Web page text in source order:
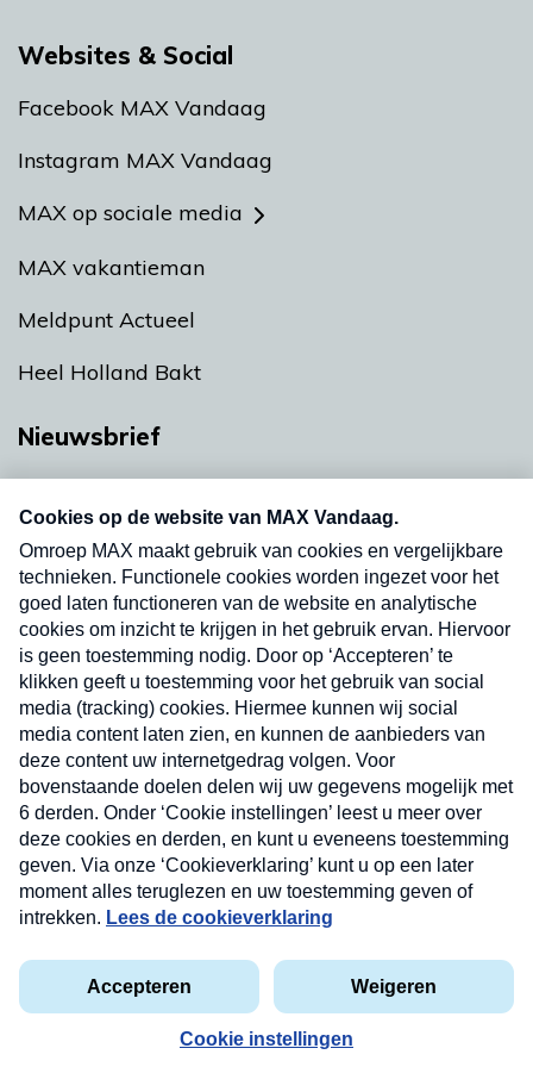
Websites & Social
Facebook MAX Vandaag
Instagram MAX Vandaag
MAX op sociale media
MAX vakantieman
Meldpunt Actueel
Heel Holland Bakt
Nieuwsbrief
nieuwsbrief. Elke vrijdag- en dinsdagochtend in
uw mailbox.
Verzend
Privacyverklaring
Cookieverklaring
Kwetsbaarheid melden
Copyright © 2026 MAX Vandaag - Omroep MAX
Nieuwsbrief
Neem hier een gratis abonnement op onze
nieuwsbrief. Elke vrijdag- en dinsdagochtend in uw